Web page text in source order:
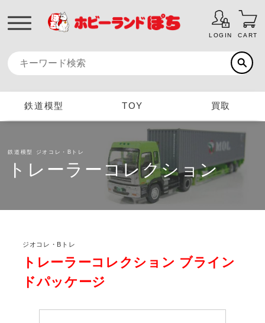
LOGIN CART
鉄道模型 TOY 買取
鉄道模型 ジオコレ・Bトレ
トレーラーコレクション
ジオコレ・Bトレ
トレーラーコレクション ブライン
ドパッケージ